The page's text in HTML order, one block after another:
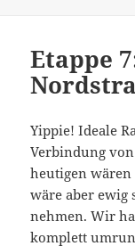
Etappe
Yippie! Ideale
Verbindung
heutigen wären
wäre aber ewig
nehmen. Wir
komplett